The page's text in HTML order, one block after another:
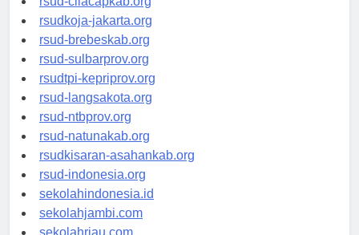
rsud-cilacapkab.org
rsudkoja-jakarta.org
rsud-brebeskab.org
rsud-sulbarprov.org
rsudtpi-kepriprov.org
rsud-langsakota.org
rsud-ntbprov.org
rsud-natunakab.org
rsudkisaran-asahankab.org
rsud-indonesia.org
sekolahindonesia.id
sekolahjambi.com